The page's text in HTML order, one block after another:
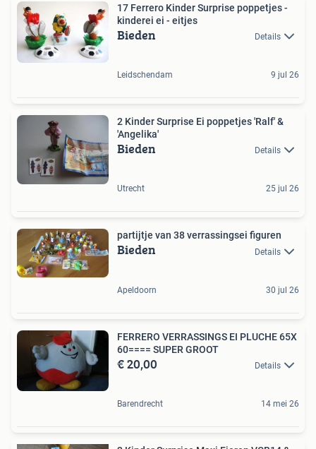
17 Ferrero Kinder Surprise poppetjes -
kinderei ei - eitjes
Bieden Details
Leidschendam 9 jul 26
2 Kinder Surprise Ei poppetjes 'Ralf' &
'Angelika'
Bieden Details
Utrecht 25 jul 26
partijtje van 38 verrassingsei figuren
Bieden Details
Apeldoorn 30 jul 26
FERRERO VERRASSINGS EI PLUCHE 65X
60==== SUPER GROOT
€ 20,00 Details
Barendrecht 14 mei 26